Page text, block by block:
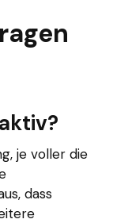
je voller die
dass